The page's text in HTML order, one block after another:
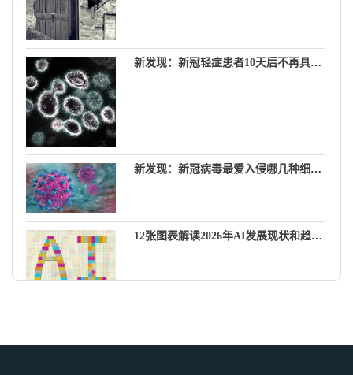
新发现：新冠轻症患者10天后不再具有传染性
新发现：新冠病毒最爱入侵哪几种细胞？
12张图表解读2026年AI发展现状和趋势……斯坦福大学发布《2026年人工智能指数报告》